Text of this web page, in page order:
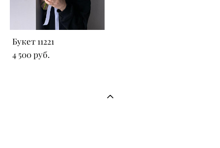
Букет 11221
4 500 pуб.